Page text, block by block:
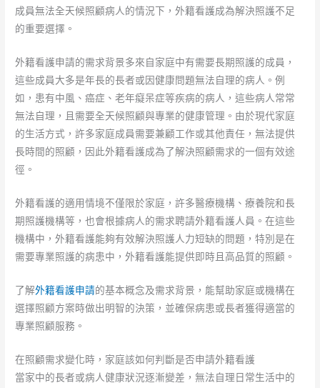
成員無法全天候照顧病人的情況下，外籍看護成為解決照護不足
的重要選擇。
外籍看護申請的需求背景多來自家庭中有需要長期照護的成員，
這些成員大多是年長的長者或因健康問題無法自理的病人。例
如，患有中風、癌症、老年癡呆症等疾病的病人，這些病人常常
無法自理，且需要全天候照顧與專業的健康管理。由於現代家庭
的生活方式，許多家庭成員需要兼顧工作或其他責任，無法提供
長時間的照顧，因此外籍看護成為了解決照顧需求的一個有效途
徑。
外籍看護的適用情境不僅限於家庭，許多醫療機構、療養院和長
期照護機構等，也會根據病人的需求聘請外籍看護人員。在這些
機構中，外籍看護能夠有效解決照護人力短缺的問題，特別是在
需要專業照護的病患中，外籍看護能提供即時且高品質的照顧。
了解外籍看護申請的基本概念及需求背景，能幫助家庭或機構在
選擇照顧方案時做出明智的決策，並確保病患或長者獲得適當的
專業照顧服務。
在照顧需求變化時，家庭該如何判斷是否申請外籍看護
當家中的長者或病人健康狀況逐漸變差，無法自理日常生活中的